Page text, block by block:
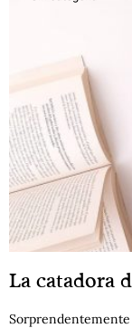
La catadora